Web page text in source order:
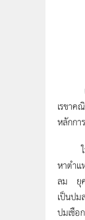
เธลี
เรขาค
หลักกา
ในยุ
หาตำแ
ลม ยุค
เป็นปม
ปมเชือ